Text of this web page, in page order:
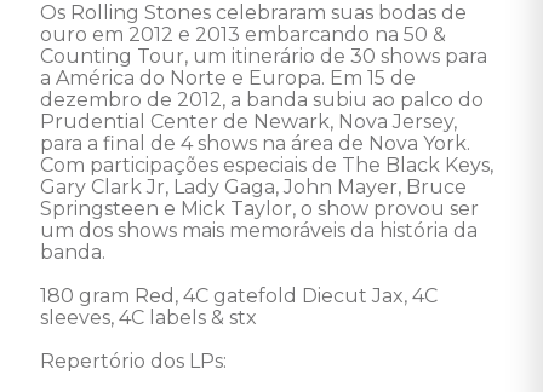
Os Rolling Stones celebraram suas bodas de
ouro em 2012 e 2013 embarcando na 50 &
Counting Tour, um itinerário de 30 shows para
a América do Norte e Europa. Em 15 de
dezembro de 2012, a banda subiu ao palco do
Prudential Center de Newark, Nova Jersey,
para a final de 4 shows na área de Nova York.
Com participações especiais de The Black Keys,
Gary Clark Jr, Lady Gaga, John Mayer, Bruce
Springsteen e Mick Taylor, o show provou ser
um dos shows mais memoráveis da história da
banda.
180 gram Red, 4C gatefold Diecut Jax, 4C
sleeves, 4C labels & stx
Repertório dos LPs: